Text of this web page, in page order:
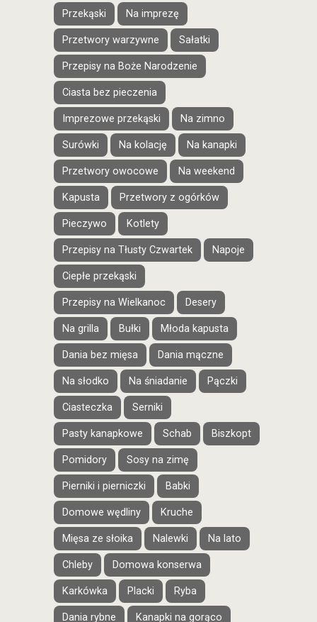
Przekąski Na imprezę
Przetwory warzywne Sałatki
Przepisy na Boże Narodzenie
Ciasta bez pieczenia
Imprezowe przekąski Na zimno
Surówki Na kolację Na kanapki
Przetwory owocowe Na weekend
Kapusta Przetwory z ogórków
Pieczywo Kotlety
Przepisy na Tłusty Czwartek Napoje
Ciepłe przekąski
Przepisy na Wielkanoc Desery
Na grilla Bułki Młoda kapusta
Dania bez mięsa Dania mączne
Na słodko Na śniadanie Pączki
Ciasteczka Serniki
Pasty kanapkowe Schab Biszkopt
Pomidory Sosy na zimę
Pierniki i pierniczki Babki
Domowe wędliny Kruche
Mięsa ze słoika Nalewki Na lato
Chleby Domowa konserwa
Karkówka Placki Ryba
Dania rybne Kanapki na gorąco